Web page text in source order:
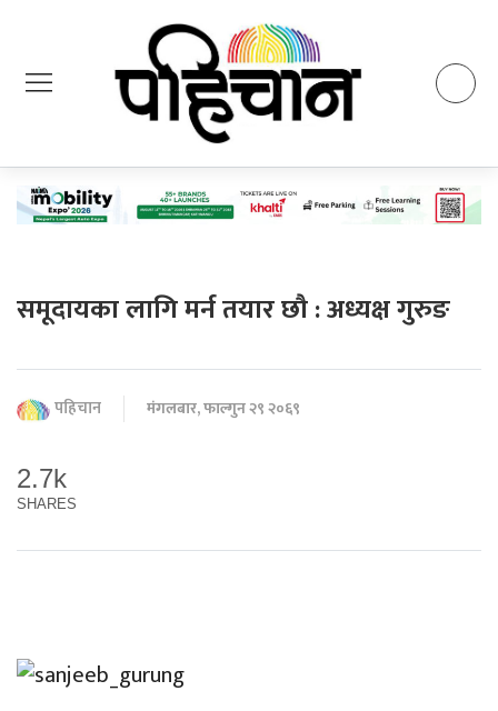
समूदायका लागि मर्न तयार छौ : अध्यक्ष गुरुङ
पहिचान मंगलबार, फाल्गुन २९ २०६९
2.7k
SHARES